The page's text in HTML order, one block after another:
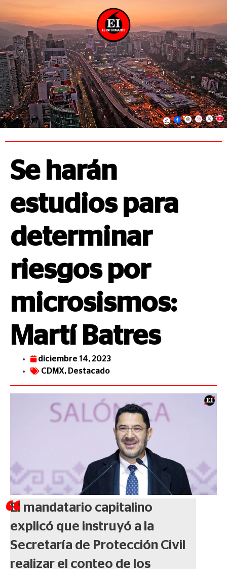
Se harán
estudios para
determinar
riesgos por
microsismos:
Martí Batres
diciembre 14, 2023
CDMX, Destacado
El mandatario capitalino
explicó que instruyó a la
Secretaría de Protección Civil
realizar el conteo de los